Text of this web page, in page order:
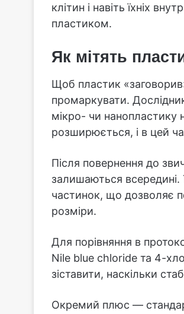
клітин і навіть їхніх
пластиком.
Як мітять
Щоб пластик
промаркувати.
мікро- чи
розширюється, і в цей
Після повернення до
залишаються всередині.
частинок, що дозволяє
розміри.
Для порівняння в
Nile blue chloride та 4-
зіставити, наскільки
Окремий плюс —